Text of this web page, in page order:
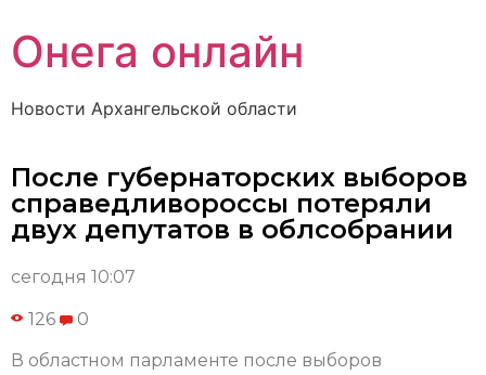
Онега онлайн
Новости Архангельской области
После губернаторских выборов
справедливороссы потеряли
двух депутатов в облсобрании
сегодня 10:07
126 0
В областном парламенте после выборов